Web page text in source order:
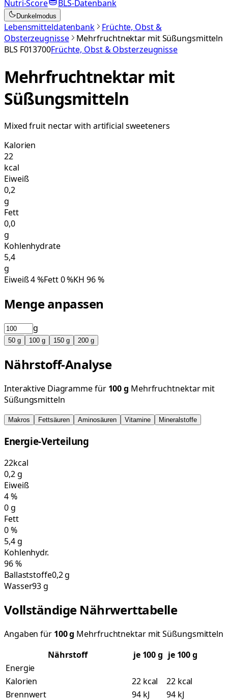
Nutri-Score
BLS-Datenbank
Dunkelmodus
Lebensmitteldatenbank
Früchte, Obst &
Obsterzeugnisse
Mehrfruchtnektar mit Süßungsmitteln
BLS F013700Früchte, Obst & Obsterzeugnisse
Mehrfruchtnektar mit
Süßungsmitteln
Mixed fruit nectar with artificial sweeteners
Kalorien
22
kcal
Eiweiß
0,2
g
Fett
0,0
g
Kohlenhydrate
5,4
g
Eiweiß4%Fett0%KH96%
Menge anpassen
g
50 g 100 g 150 g 200 g
Nährstoff-Analyse
Interaktive Diagramme für 100g Mehrfruchtnektar mit
Süßungsmitteln
Makros Fettsäuren Aminosäuren Vitamine Mineralstoffe
Energie-Verteilung
22kcal
0,2g
Eiweiß
4%
0g
Fett
0%
5,4g
Kohlenhydr.
96%
Ballaststoffe0,2 g
Wasser93 g
Vollständige Nährwerttabelle
Angaben für 100g Mehrfruchtnektar mit Süßungsmitteln
Nährstoff
je 100g je 100 g
Energie
Kalorien
22 kcal
22 kcal
Brennwert
94 kJ 94 kJ